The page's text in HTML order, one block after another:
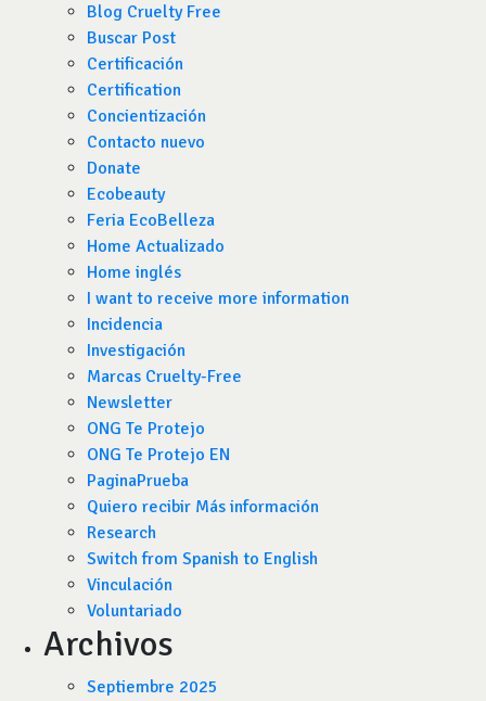
Blog Cruelty Free
Buscar Post
Certificación
Certification
Concientización
Contacto nuevo
Donate
Ecobeauty
Feria EcoBelleza
Home Actualizado
Home inglés
I want to receive more information
Incidencia
Investigación
Marcas Cruelty-Free
Newsletter
ONG Te Protejo
ONG Te Protejo EN
PaginaPrueba
Quiero recibir Más información
Research
Switch from Spanish to English
Vinculación
Voluntariado
Archivos
Septiembre 2025